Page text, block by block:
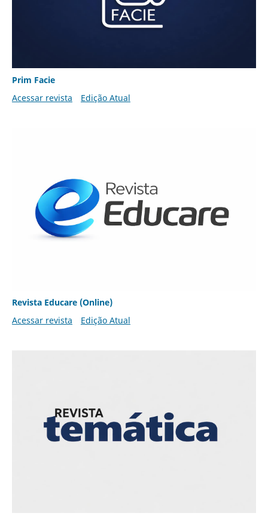
Prim Facie
Acessar revista
Edição Atual
Revista Educare (Online)
Acessar revista
Edição Atual